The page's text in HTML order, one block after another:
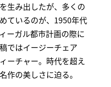
生み出したが、多くの
ているのが、1950年代
ーガル都市計画の際に
ではイージーチェア
ーチャー。時代を超え
作の美しさに迫る。